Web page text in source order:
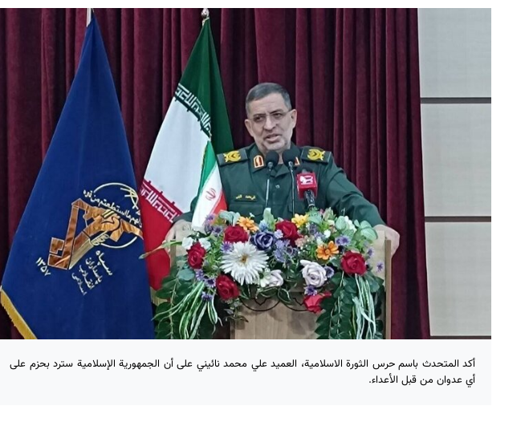
أكد المتحدث باسم حرس الثورة الاسلامية، العميد علي محمد نائيني على أن الجمهورية الإسلامية سترد بحزم على
أي عدوان من قبل الأعداء.